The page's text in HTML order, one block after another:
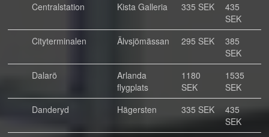
Centralstation
Kista Galleria 335 SEK
435
SEK
Cityterminalen
Älvsjömässan 295 SEK
385
SEK
Dalarö
Arlanda
flygplats
1180
SEK
1535
SEK
Danderyd
Hägersten 335 SEK
435
SEK